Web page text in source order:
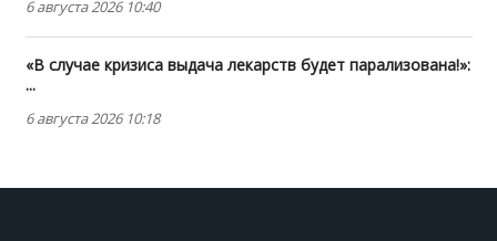
6 августа 2026 10:40
«В случае кризиса выдача лекарств будет парализована!»:
...
6 августа 2026 10:18